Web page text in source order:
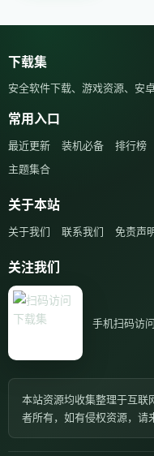
下载集
安全软件下载、游戏资源、安
常用入口
最近更新 装机必备
排行榜
主题集合
关于本站
关于我们 联系我们 免责声
关注我们
手机扫码访
本站资源均收集整理于互联
者所有，如有侵权资源，请